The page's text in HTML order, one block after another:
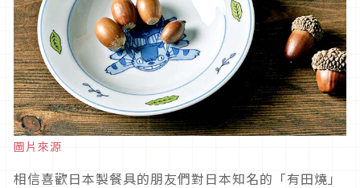
圖片來源
相信喜歡日本製餐具的朋友們對日本知名的「有田燒」